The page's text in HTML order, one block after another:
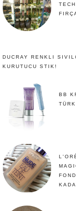
DUCRAY RENKLI
KURUTUCU STIK!
BB